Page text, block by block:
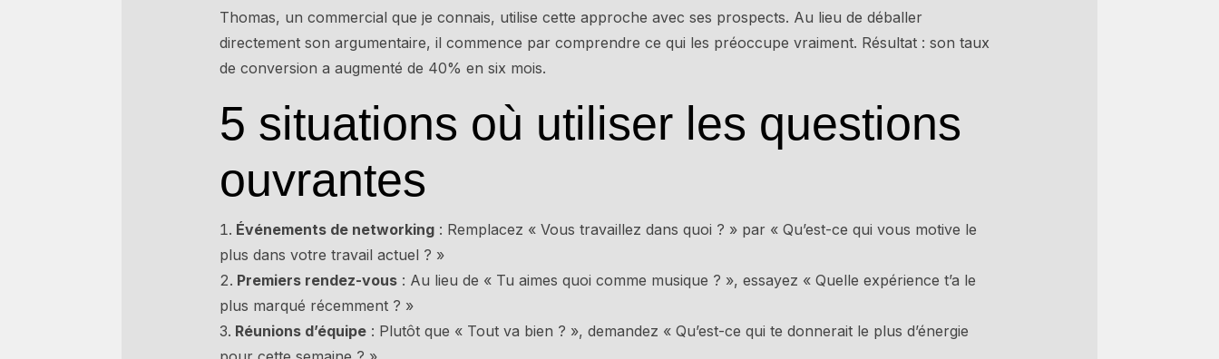
Thomas, un commercial que je connais, utilise cette approche avec ses prospects. Au lieu de déballer
directement son argumentaire, il commence par comprendre ce qui les préoccupe vraiment. Résultat : son taux
de conversion a augmenté de 40% en six mois.
5 situations où utiliser les questions
ouvrantes
Événements de networking: Remplacez « Vous travaillez dans quoi ? » par « Qu’est-ce qui vous motive le
plus dans votre travail actuel ? »
Premiers rendez-vous: Au lieu de « Tu aimes quoi comme musique ? », essayez « Quelle expérience t’a le
plus marqué récemment ? »
Réunions d’équipe: Plutôt que « Tout va bien ? », demandez « Qu’est-ce qui te donnerait le plus d’énergie